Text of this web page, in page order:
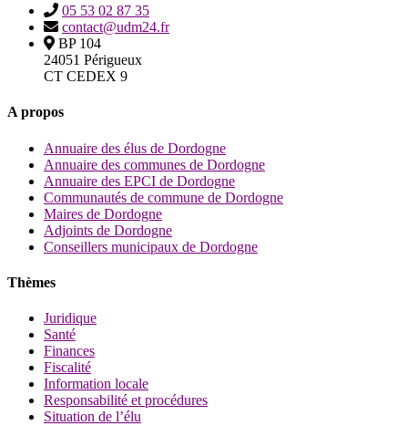
05 53 02 87 35
contact@udm24.fr
BP 104
24051 Périgueux
CT CEDEX 9
A propos
Annuaire des élus de Dordogne
Annuaire des communes de Dordogne
Annuaire des EPCI de Dordogne
Communautés de commune de Dordogne
Maires de Dordogne
Adjoints de Dordogne
Conseillers municipaux de Dordogne
Thèmes
Juridique
Santé
Finances
Fiscalité
Information locale
Responsabilité et procédures
Situation de l’élu